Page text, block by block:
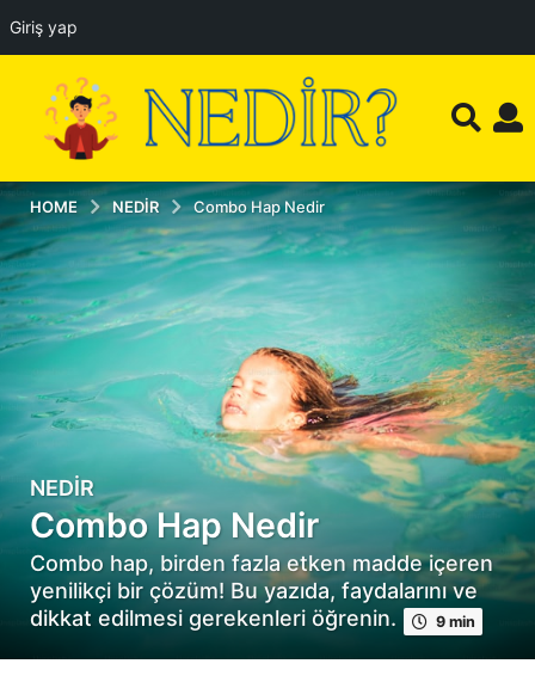
Giriş yap
HOME NEDIR Combo Hap Nedir
1
2
y
a
g
o
NEDIR
Combo Hap Nedir
Combo hap, birden fazla etken madde içeren
yenilikçi bir çözüm! Bu yazıda, faydalarını ve
dikkat edilmesi gerekenleri öğrenin.
9 min